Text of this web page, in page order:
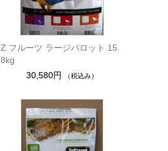
Z フルーツ ラージパロット 15.
8kg
30,580円
（税込み）